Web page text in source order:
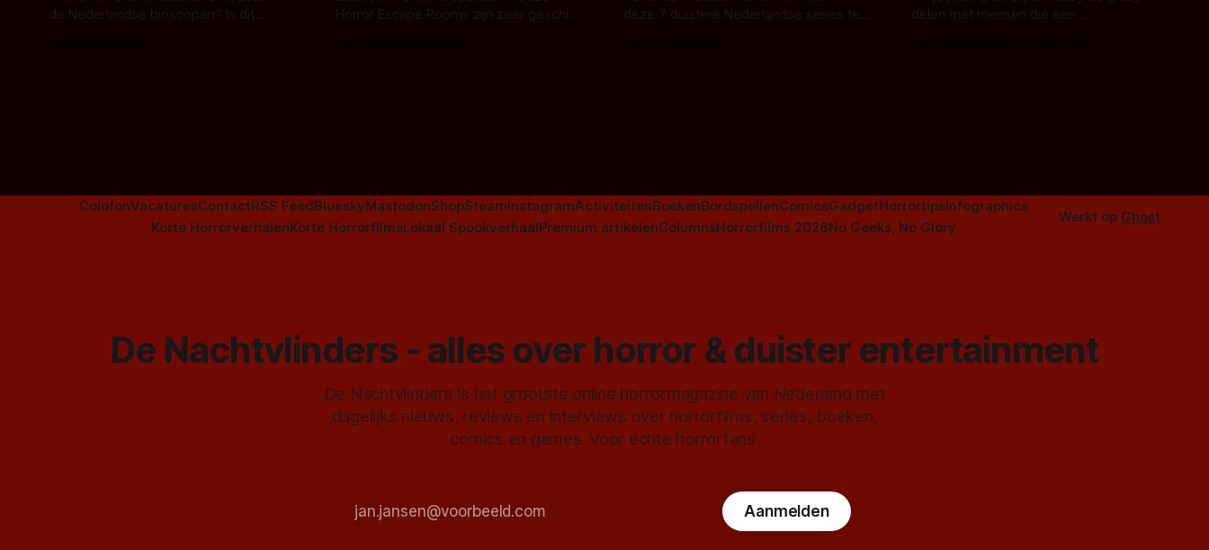
de Nederlandse bioscopen? In dit
Horror Escape Rooms zijn zeer geschikt
deze 7 duistere Nederlandse series te
delen met mensen die een
ColofonVacaturesContactRSS FeedBlueskyMastodonShopSteamInstagramActiviteitenBoekenBordspellenComicsGadgetHorrortipsInfographics
Korte HorrorverhalenKorte HorrorfilmsLokaal SpookverhaalPremium artikelenColumnsHorrorfilms 2026No Geeks, No Glory
Werkt op Ghost
De Nachtvlinders - alles over horror & duister entertainment
De Nachtvlinders is het grootste online horrormagazine van Nederland met
dagelijks nieuws, reviews en interviews over horrorfilms, series, boeken,
comics en games. Voor echte horrorfans.
Aanmelden